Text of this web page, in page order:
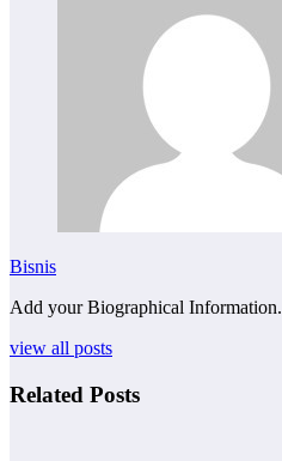
Bisnis
Add your Biographical Information.
view all posts
Related Posts